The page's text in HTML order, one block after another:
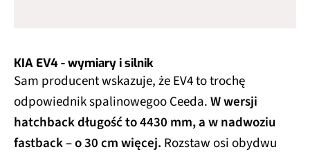
KIA EV4 - wymiary i silnik
Sam producent wskazuje, że EV4 to trochę
odpowiednik spalinowegoo Ceeda.W wersji
hatchback długość to 4430 mm, a w nadwoziu
fastback – o 30 cm więcej. Rozstaw osi obydwu